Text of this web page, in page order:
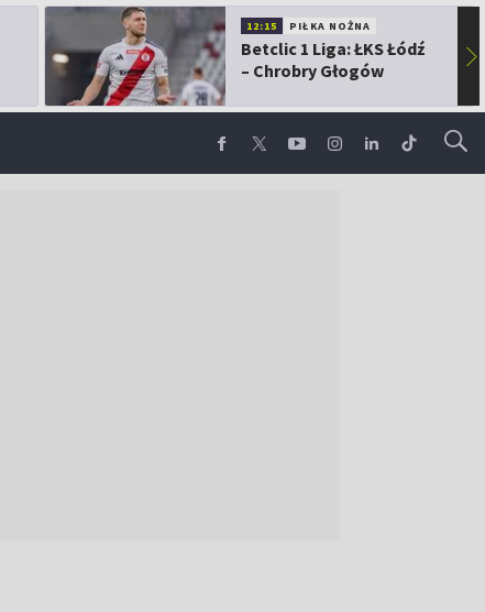
12:15 PIŁKA NOŻNA
Betclic 1 Liga: ŁKS Łódź
– Chrobry Głogów
▶